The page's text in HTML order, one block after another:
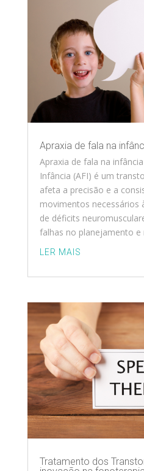
Apraxia de fala na
Apraxia de fala na
Infância (AFI) é um
afeta a precisão e a
movimentos necessários
de déficits
falhas no planejamento e
LER MAIS
Tratamento dos